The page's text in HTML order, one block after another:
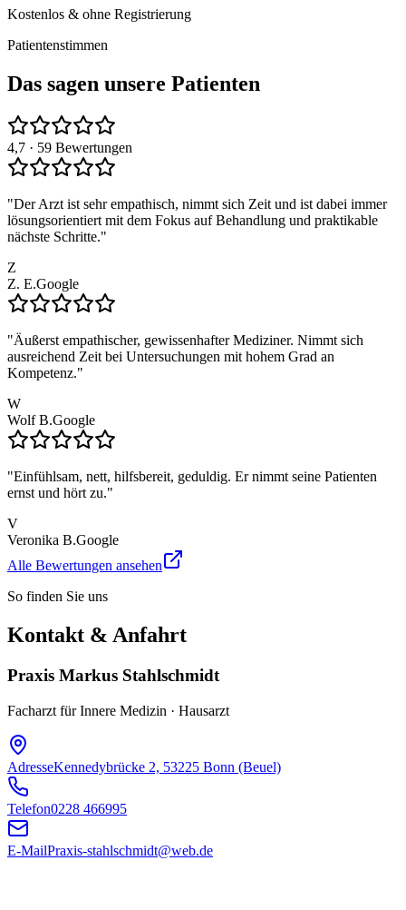
Kostenlos & ohne Registrierung
Patientenstimmen
Das sagen unsere Patienten
4,7 · 59 Bewertungen
"Der Arzt ist sehr empathisch, nimmt sich Zeit und ist dabei immer
lösungsorientiert mit dem Fokus auf Behandlung und praktikable
nächste Schritte."
Z
Z. E.Google
"Äußerst empathischer, gewissenhafter Mediziner. Nimmt sich
ausreichend Zeit bei Untersuchungen mit hohem Grad an
Kompetenz."
W
Wolf B.Google
"Einfühlsam, nett, hilfsbereit, geduldig. Er nimmt seine Patienten
ernst und hört zu."
V
Veronika B.Google
Alle Bewertungen ansehen
So finden Sie uns
Kontakt & Anfahrt
Praxis Markus Stahlschmidt
Facharzt für Innere Medizin · Hausarzt
AdresseKennedybrücke 2, 53225 Bonn (Beuel)
Telefon0228 466995
E-MailPraxis-stahlschmidt@web.de